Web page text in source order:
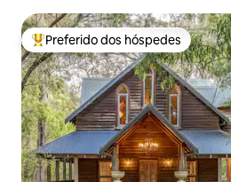
Entre os melhores preferidos dos
Preferido dos hóspedes